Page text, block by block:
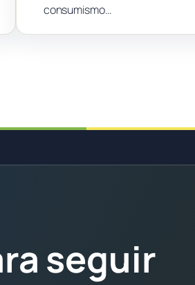
consumismo…
seguir